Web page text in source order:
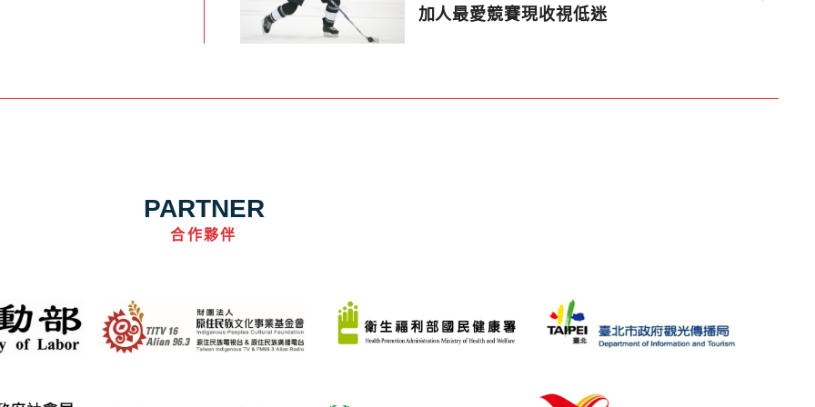
加人最愛競賽現收視低迷
PARTNER
合作夥伴